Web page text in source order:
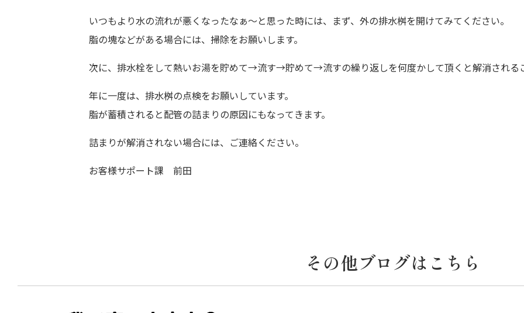
いつもより水の流れが悪くなったなぁ～と思った時には、まず、外の排水桝を開けてみてください。
脂の塊などがある場合には、掃除をお願いします。
次に、排水栓をして熱いお湯を貯めて→流す→貯めて→流すの繰り返しを何度かして頂くと解消される
年に一度は、排水桝の点検をお願いしています。
脂が蓄積されると配管の詰まりの原因にもなってきます。
詰まりが解消されない場合には、ご連絡ください。
お客様サポート課 前田
その他ブログはこちら